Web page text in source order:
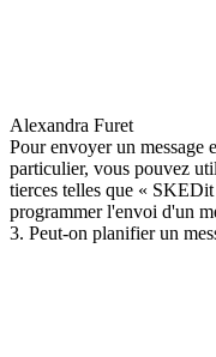
Alexandra Furet
Pour envoyer un message
particulier, vous pouvez
tierces telles que «
programmer l'envoi d'un
3. Peut-on planifier un